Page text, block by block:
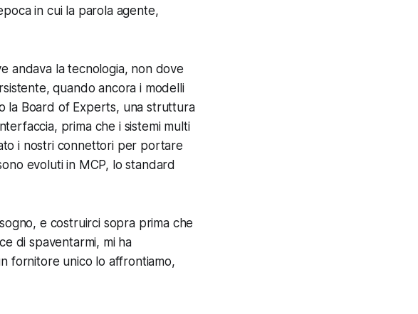
in cui la parola agente,
andava la tecnologia, non dove
quando ancora i modelli
la Board of Experts, una struttura
prima che i sistemi multi
i nostri connettori per portare
evoluti in MCP, lo standard
e costruirci sopra prima che
di spaventarmi, mi ha
fornitore unico lo affrontiamo,